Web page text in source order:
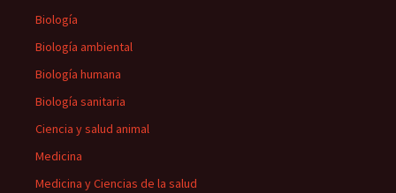
Biología
Biología ambiental
Biología humana
Biología sanitaria
Ciencia y salud animal
Medicina
Medicina y Ciencias de la salud